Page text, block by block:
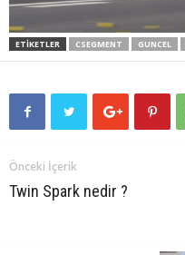
ETIKETLER CSEGMENT GUNCEL
Önceki İçerik
Twin Spark nedir ?